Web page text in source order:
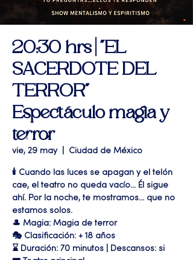
20:30 hrs | "EL
SACERDOTE DEL
TERROR"
Espectáculo magia y
terror
vie, 29 may
  |
Ciudad de México
🕯️ Cuando las luces se apagan y el telón
cae, el teatro no queda vacío... Él sigue
ahí. Por la noche, te mostramos... que no
estamos solos.
🎩 Magia: Magia de terror
🎭 Clasificación: + 18 años
⌛ Duración: 70 minutos | Descansos: si